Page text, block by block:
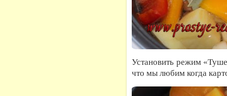
Установить режим
что мы любим когда